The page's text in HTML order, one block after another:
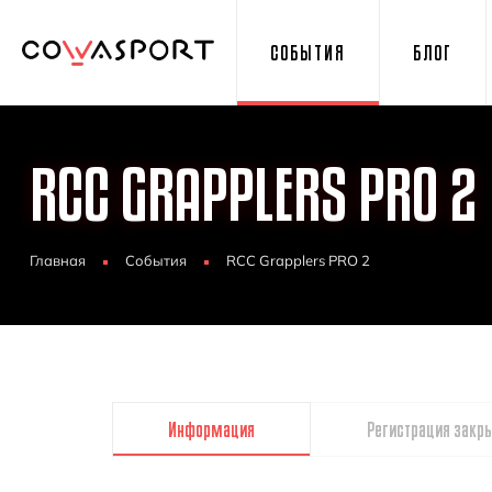
СОБЫТИЯ БЛОГ
RCC GRAPPLERS PRO 2
Главная События RCC Grapplers PRO 2
Информация Регистрация